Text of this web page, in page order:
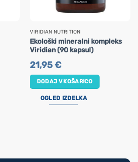
VIRIDIAN NUTRITION
Ekološki mineralni kompleks
Viridian (90 kapsul)
21,95€
DODAJ V KOŠARICO
OGLED IZDELKA